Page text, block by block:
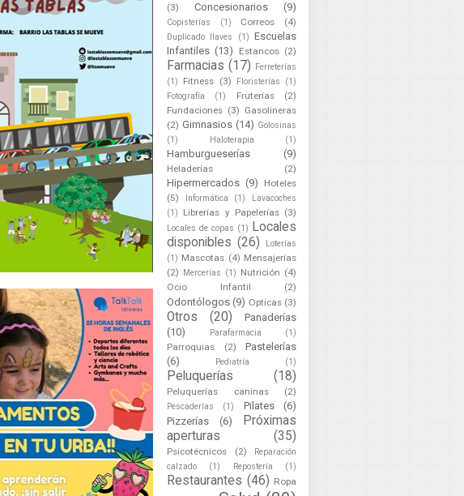
(3)
Concesionarios (9)
Copisterías (1) Correos (4)
Duplicado llaves (1) Escuelas
Infantiles (13) Estancos (2)
Farmacias (17) Ferreterías
(1)
Fitness (3) Floristerías
(1)
Fotografía
(1) Fruterías
(2)
Fundaciones (3) Gasolineras
(2) Gimnasios (14) Golosinas
(1)
Haloterapia (1)
Hamburgueserías (9)
Heladerías (2)
Hipermercados (9)
Hoteles
(5)
Informática (1)
Lavacoches
(1)
Librerías y Papelerías (3)
Locales de copas (1)
Locales
disponibles (26)
Loterías
(1) Mascotas (4) Mensajerías
(2) Mercerías (1) Nutrición (4)
Ocio Infantil
(2)
Odontólogos (9) Opticas (3)
Otros (20)
Panaderías
(10)
Parafarmacia (1)
Parroquias (2)
Pastelerías
(6)
Pediatría (1)
Peluquerías (18)
Peluquerías caninas (2)
Pescaderías (1) Pilates
(6)
Pizzerías
(6)
Próximas
aperturas
(35)
Psicotécnicos (2)
Reparación
calzado
(1) Repostería (1)
Restaurantes (46) Ropa